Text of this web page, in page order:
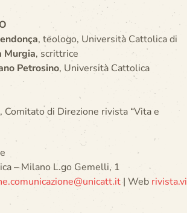
, teologo, Università Cattolica di
Murgia, scrittrice
Petrosino, Università Cattolica
, Comitato di Direzione rivista “Vita e
– Milano L.go Gemelli, 1
| Web